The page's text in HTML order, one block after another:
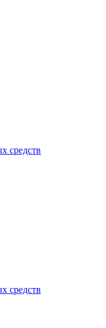
средств
средств